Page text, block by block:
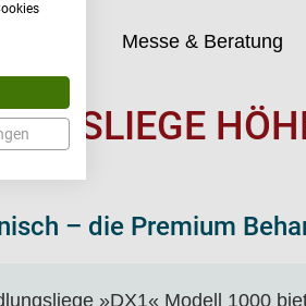
Messe & Beratung
– die Premium
»DX1« Modell 1000